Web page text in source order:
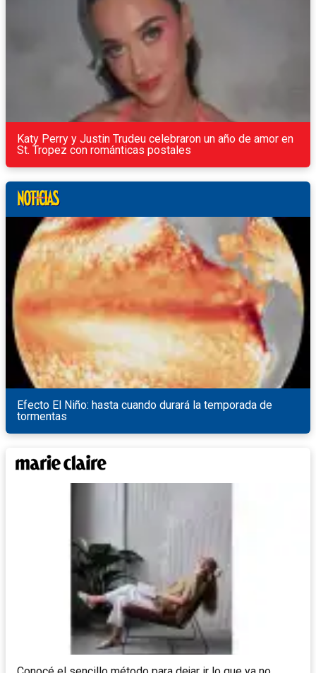
Katy Perry y Justin Trudeu celebraron un año de amor en
St. Tropez con románticas postales
Efecto El Niño: hasta cuando durará la temporada de
tormentas